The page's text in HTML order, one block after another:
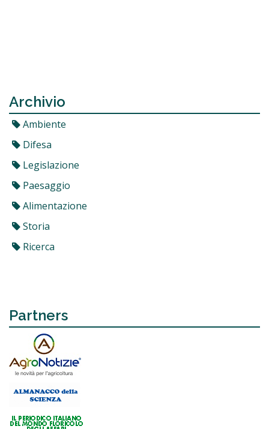
Archivio
Ambiente
Difesa
Legislazione
Paesaggio
Alimentazione
Storia
Ricerca
Partners